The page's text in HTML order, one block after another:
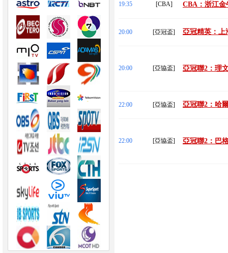
19:35 [CBA] CBA：浙江金
20:00 [亞冠盃] 亞冠精英：上
20:00 [亞協盃] 亞冠聯2：理
22:00 [亞協盃] 亞冠聯2：哈
22:00 [亞協盃] 亞冠聯2：巴